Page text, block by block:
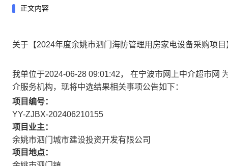
正文内容
关于【2024年度余姚市泗门海防管理用房家电设备采购项
我单位于2024-06-28 09:01:42， 在宁波市网上中介超市网
介服务机构，现将中选结果相关事项公告如下：
项目编号：
YY-ZJBX-202406210155
项目业主：
余姚市泗门城市建设投资开发有限公司
项目地点：